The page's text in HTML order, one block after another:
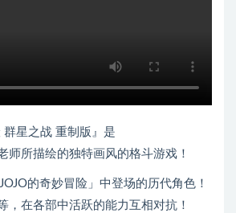
群星之战 重制版』是
师所描绘的独特画风的格斗游戏！
的奇妙冒险」中登场的历代角色！
，在各部中活跃的能力互相对抗！